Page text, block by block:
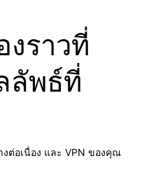
งราวที่
ลัพธ์ที่
ต่อเนื่อง และ VPN ของคุณ